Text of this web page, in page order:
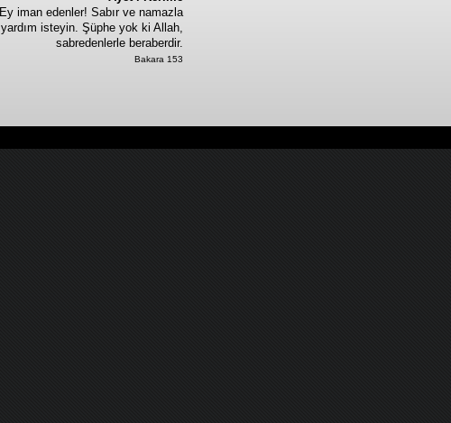
Ey iman edenler! Sabır ve namazla
yardım isteyin. Şüphe yok ki Allah,
sabredenlerle beraberdir.
Bakara 153